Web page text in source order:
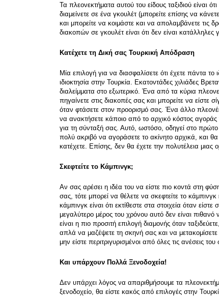
Τα πλεονεκτήματα αυτού του είδους ταξιδιού είναι
διαμείνετε σε ένα γκουλέτ (μπορείτε επίσης να
και μπορείτε να κοιμάστε και να απολαμβάνετε τις
διακοπών σε γκουλέτ είναι ότι δεν είναι κατάλληλες
Κατέχετε τη Δική σας Τουρκική Απόδραση
Μία επιλογή για να διασφαλίσετε ότι έχετε πάντα το
ιδιοκτησία στην Τουρκία. Εκατοντάδες χιλιάδες
διαλείμματα στο εξωτερικό. Ένα από τα κύρια
πηγαίνετε στις διακοπές σας και μπορείτε να είστε
όταν φτάσετε στον προορισμό σας. Ένα άλλο
να ανακτήσετε κάποιο από το αρχικό κόστος αγοράς
για τη σύνταξή σας. Αυτό, ωστόσο, οδηγεί στο πρώτο
πολύ ακριβό να αγοράσετε το ακίνητο αρχικά, και
κατέχετε. Επίσης, δεν θα έχετε την πολυτέλεια
Σκεφτείτε το Κάμπινγκ;
Αν σας αρέσει η ιδέα του να είστε πιο κοντά στη
σας, τότε μπορεί να θέλετε να σκεφτείτε το
κάμπινγκ είναι ότι εκτίθεστε στα στοιχεία όταν
μεγαλύτερο μέρος του χρόνου αυτό δεν είναι
είναι η πιο προσιτή επιλογή διαμονής όταν
απλά να μαζέψετε τη σκηνή σας και να
μην είστε περιτριγυρισμένοι από όλες τις ανέσεις
Και υπάρχουν Πολλά Ξενοδοχεία!
Δεν υπάρχει λόγος να απαριθμήσουμε τα
ξενοδοχείο, θα είστε κακός από επιλογές στην